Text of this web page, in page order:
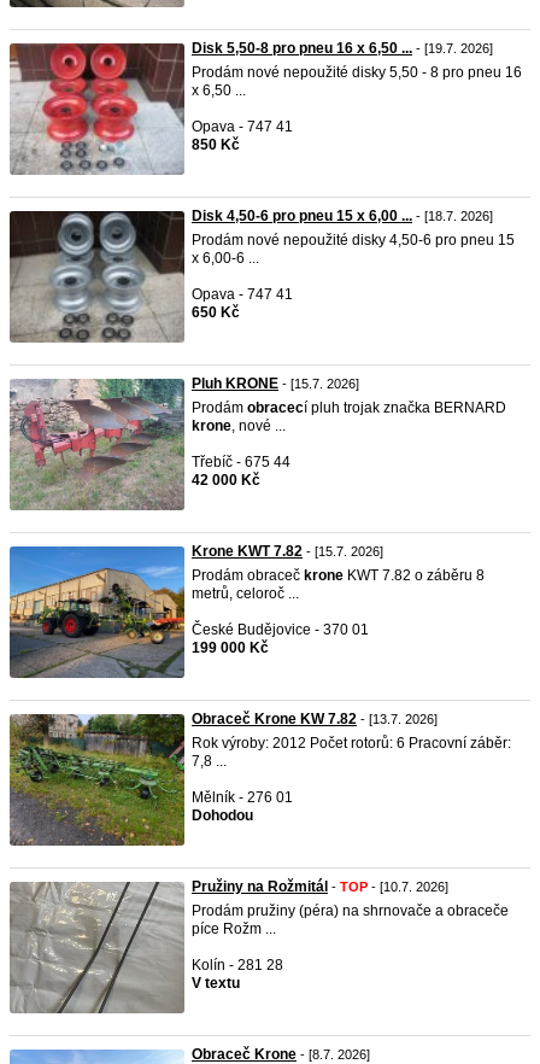
Disk 5,50-8 pro pneu 16 x 6,50 ... - [19.7. 2026]
Prodám nové nepoužité disky 5,50 - 8 pro pneu 16
x 6,50 ...
Opava - 747 41
850 Kč
Disk 4,50-6 pro pneu 15 x 6,00 ... - [18.7. 2026]
Prodám nové nepoužité disky 4,50-6 pro pneu 15
x 6,00-6 ...
Opava - 747 41
650 Kč
Pluh KRONE - [15.7. 2026]
Prodám obracecí pluh trojak značka BERNARD
krone, nové ...
Třebíč - 675 44
42 000 Kč
Krone KWT 7.82 - [15.7. 2026]
Prodám obraceč krone KWT 7.82 o záběru 8
metrů, celoroč ...
České Budějovice - 370 01
199 000 Kč
Obraceč Krone KW 7.82 - [13.7. 2026]
Rok výroby: 2012 Počet rotorů: 6 Pracovní záběr:
7,8 ...
Mělník - 276 01
Dohodou
Pružiny na Rožmitál - TOP - [10.7. 2026]
Prodám pružiny (péra) na shrnovače a obraceče
píce Rožm ...
Kolín - 281 28
V textu
Obraceč Krone - [8.7. 2026]